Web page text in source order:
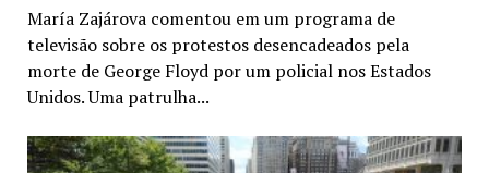
María Zajárova comentou em um programa de
televisão sobre os protestos desencadeados pela
morte de George Floyd por um policial nos Estados
Unidos. Uma patrulha...